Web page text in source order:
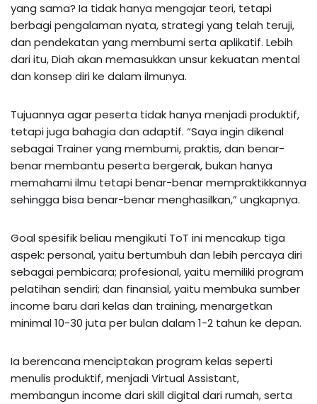
yang sama? Ia tidak hanya mengajar teori, tetapi
berbagi pengalaman nyata, strategi yang telah teruji,
dan pendekatan yang membumi serta aplikatif. Lebih
dari itu, Diah akan memasukkan unsur kekuatan mental
dan konsep diri ke dalam ilmunya.
Tujuannya agar peserta tidak hanya menjadi produktif,
tetapi juga bahagia dan adaptif. “Saya ingin dikenal
sebagai Trainer yang membumi, praktis, dan benar-
benar membantu peserta bergerak, bukan hanya
memahami ilmu tetapi benar-benar mempraktikkannya
sehingga bisa benar-benar menghasilkan,” ungkapnya.
Goal spesifik beliau mengikuti ToT ini mencakup tiga
aspek: personal, yaitu bertumbuh dan lebih percaya diri
sebagai pembicara; profesional, yaitu memiliki program
pelatihan sendiri; dan finansial, yaitu membuka sumber
income baru dari kelas dan training, menargetkan
minimal 10-30 juta per bulan dalam 1-2 tahun ke depan.
Ia berencana menciptakan program kelas seperti
menulis produktif, menjadi Virtual Assistant,
membangun income dari skill digital dari rumah, serta